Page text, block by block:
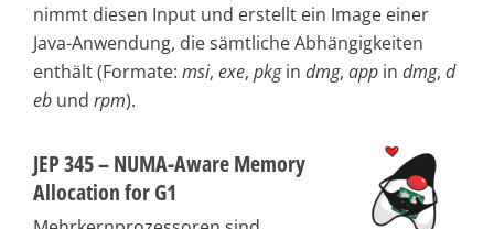
nimmt diesen Input und erstellt ein Image einer
Java-Anwendung, die sämtliche Abhängigkeiten
enthält (Formate: msi, exe, pkgin dmg, app in dmg, d
eb und rpm).
JEP 345 – NUMA-Aware Memory
Allocation for G1